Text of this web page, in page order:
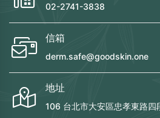
02-2741-3838
信箱
derm.safe@goodskin.one
地址
106 台北市大安區忠孝東路